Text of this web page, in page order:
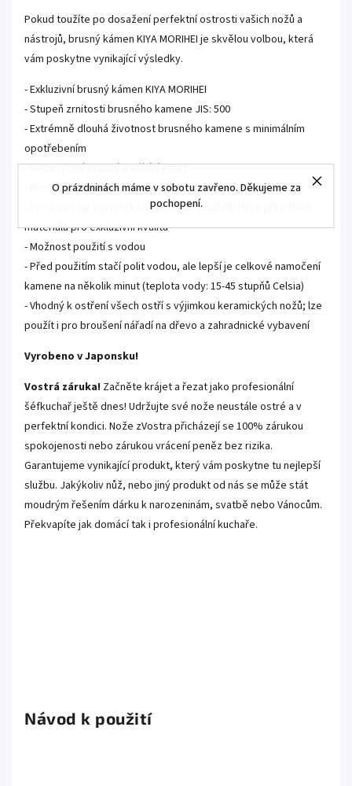
O prázdninách máme v sobotu zavřeno. Děkujeme za
pochopení.
Pokud toužíte po dosažení perfektní ostrosti vašich nožů a
nástrojů, brusný kámen KIYA MORIHEI je skvělou volbou, která
vám poskytne vynikající výsledky.
- Exkluzivní brusný kámen KIYA MORIHEI
- Stupeň zrnitosti brusného kamene JIS: 500
- Extrémně dlouhá životnost brusného kamene s minimálním
opotřebením
- Velmi rychlý brusný a leštící efekt
- Rozměry brusného kamene: 210x75x25 mm
- Vyrobeno ze syntetického korundu (oxid hlinitý) a přírodních
materiálů pro exkluzivní kvalitu
- Možnost použití s vodou
- Před použitím stačí polit vodou, ale lepší je celkové namočení
kamene na několik minut (teplota vody: 15-45 stupňů Celsia)
- Vhodný k ostření všech ostří s výjimkou keramických nožů; lze
použít i pro broušení nářadí na dřevo a zahradnické vybavení
Vyrobeno v Japonsku!
Vostrá záruka! Začněte krájet a řezat jako profesionální
šéfkuchař ještě dnes! Udržujte své nože neustále ostré a v
perfektní kondici. Nože zVostra přicházejí se 100% zárukou
spokojenosti nebo zárukou vrácení peněz bez rizika.
Garantujeme vynikající produkt, který vám poskytne tu nejlepší
službu. Jakýkoliv nůž, nebo jiný produkt od nás se může stát
moudrým řešením dárku k narozeninám, svatbě nebo Vánocům.
Překvapíte jak domácí tak i profesionální kuchaře.
Návod k použití